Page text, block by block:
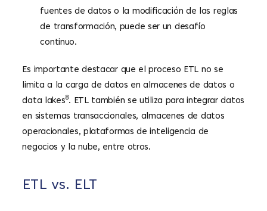
fuentes de datos o la modificación de las reglas
de transformación, puede ser un desafío
continuo.
Es importante destacar que el proceso ETL no se
limita a la carga de datos en almacenes de datos o
data lakes8. ETL también se utiliza para integrar datos
en sistemas transaccionales, almacenes de datos
operacionales, plataformas de inteligencia de
negocios y la nube, entre otros.
ETL vs. ELT